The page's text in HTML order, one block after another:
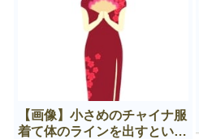
【画像】小さめのチャイナ服
着て体のラインを出すという